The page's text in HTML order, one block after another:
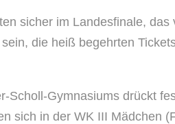
sicher im Landesfinale,
die heiß begehrten
Scholl-Gymnasiums drückt
sich in der WK III Mädchen